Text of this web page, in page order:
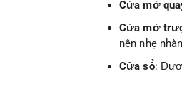
Cửa mở
Cửa mở
nên nhẹ
Cửa sổ: